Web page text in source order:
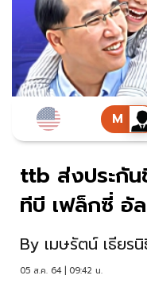
ttb ส่งประกั
ทีบี เฟล็กซี่ อั
By เมษรัตน์ เธียร
05 ส.ค. 64 | 09:42 น.